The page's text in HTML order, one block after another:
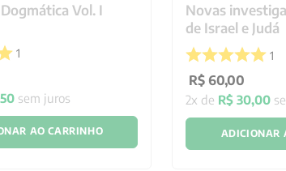
próprios limites, 160 3.2 O burnout como ocasião de
Recuperar a genuinidade da escolha vocacional, 164 4 O
O psicodiagnóstico na perspectiva vocacional, 166 4.2 O
perspectiva vocacional, 171 Janela interativa – Fazendo
entre as características de personalidade e a gestão das
177 1.1 A síndrome de burnout e as características de
e a inteligência emotiva, 180 1.3 Hipóteses de pesquisa,
182 2.1 Participantes da pesquisa, 183 2.2 Instrumentos
para recolher os dados, 185 3 Análise dos resultados
Vol. I
1
50 sem juros
AO CARRINHO
Novas
de Israel e Judá
1
R$ 60,00
2x de R$ 30,00
ADICIONAR